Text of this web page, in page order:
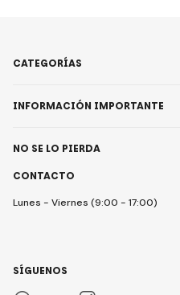
CONTACTO
Lunes - Viernes (9:00 - 17:00)
CATEGORÍAS
INFORMACIÓN IMPORTANTE
NO SE LO PIERDA
SÍGUENOS